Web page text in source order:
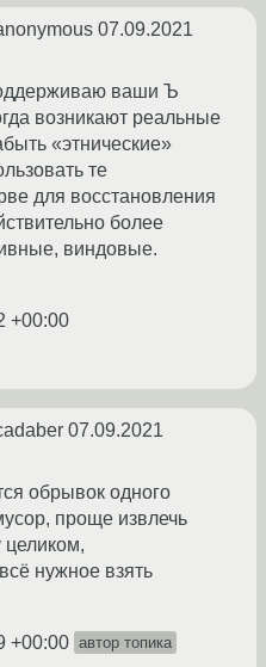
07.09.2021
ваши Ъ
возникают реальные
«этнические»
те
для восстановления
более
виндовые.
+00:00
07.09.2021
обрывок одного
проще извлечь
нужное взять
+00:00 автор топика